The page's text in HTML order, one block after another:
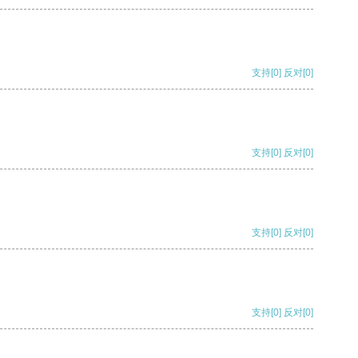
支持[0] 反对[0]
支持[0] 反对[0]
支持[0] 反对[0]
支持[0] 反对[0]